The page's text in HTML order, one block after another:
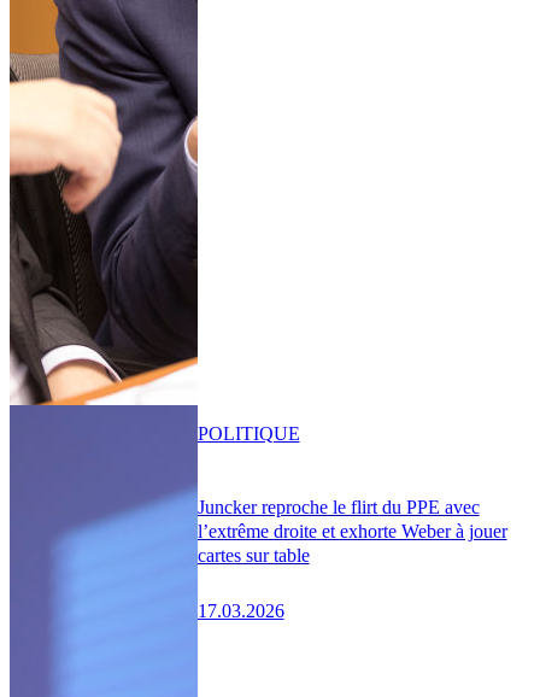
Juncker reproche le flirt du PPE avec
l’extrême droite et exhorte Weber à jouer
cartes sur table
17.03.2026
POLITIQUE